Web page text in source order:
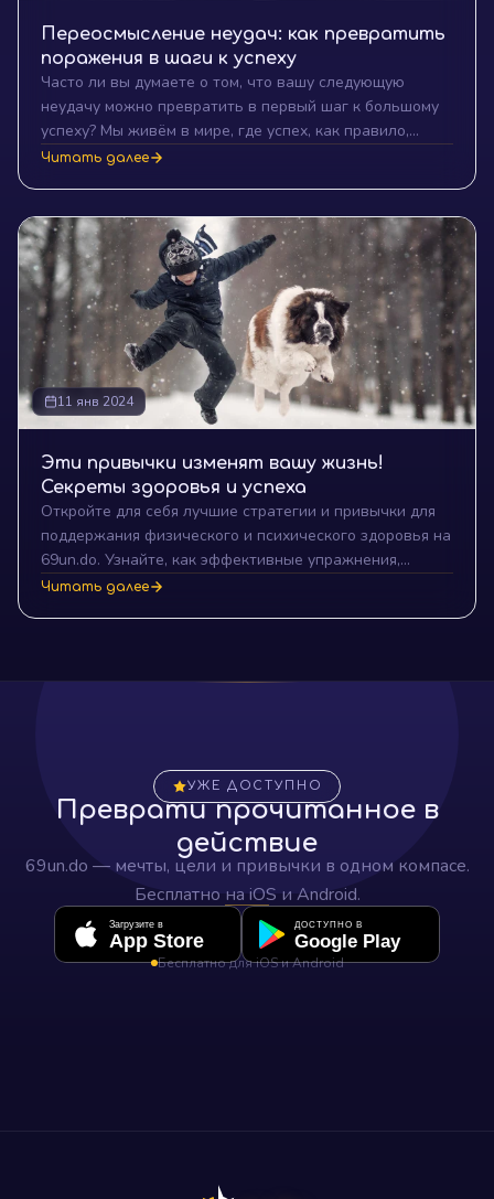
Переосмысление неудач: как превратить
поражения в шаги к успеху
Часто ли вы думаете о том, что вашу следующую
неудачу можно превратить в первый шаг к большому
успеху? Мы живём в мире, где успех, как правило,
определяется достижением конечной цели, а не путём
переосмыслим концепцию неудач и узнаем, как
использовать свои поражения для достижения успеха.
Читать далее
11 янв 2024
Эти привычки изменят вашу жизнь!
Секреты здоровья и успеха
Откройте для себя лучшие стратегии и привычки для
поддержания физического и психического здоровья на
69un.do. Узнайте, как эффективные упражнения,
сбалансированное питание, качественный сон,
Читать далее
УЖЕ ДОСТУПНО
Преврати прочитанное в
действие
69un.do — мечты, цели и привычки в одном компасе.
Бесплатно на iOS и Android.
Загрузите в
App Store
ДОСТУПНО В
Google Play
Бесплатно для iOS и Android